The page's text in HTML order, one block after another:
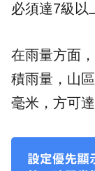
必須達7級以
在雨量方面
積雨量，山
毫米，方可